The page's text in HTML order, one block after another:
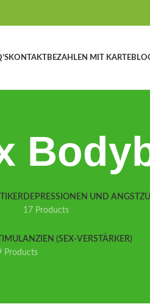
KONTAKTBEZAHLEN MIT KARTE
DEPRESSIONEN UND
17 Products
(SEX-VERSTÄRKER)
Products